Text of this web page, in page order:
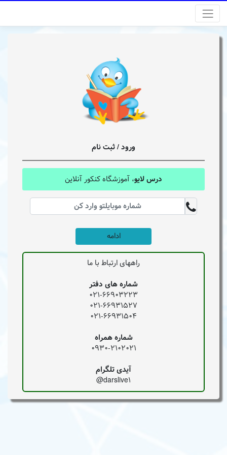
ورود / ثبت نام
درس لایو، آموزشگاه کنکور آنلاین
ادامه
راههای ارتباط با ما
شماره های دفتر
021-66903223
021-66931527
021-66931504
شماره همراه
0930-2102021
آیدی تلگرام
darslive1@